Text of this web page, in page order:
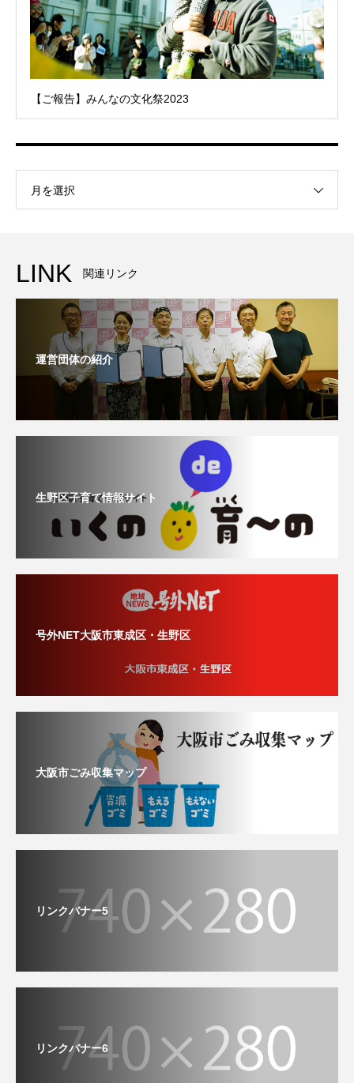
【ご報告】みんなの文化祭2023
月を選択
LINK 関連リンク
運営団体の紹介
生野区子育て情報サイト
号外NET大阪市東成区・生野区
大阪市ごみ収集マップ
リンクバナー5
リンクバナー6